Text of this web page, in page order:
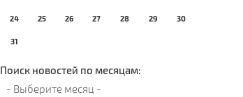
24 25 26 27 28 29 30
31
Поиск новостей по месяцам: